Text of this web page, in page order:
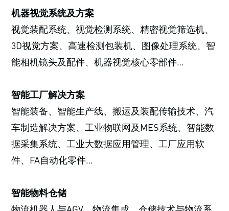
机器视觉系统及方案
视觉装配系统、视觉检测系统、精密视觉筛选机、
3D视觉方案、高速检测包装机、图像处理系统、智
能相机镜头及配件、机器视觉核心零部件…
智能工厂解决方案
智能装备、智能生产线、搬运及装配传输技术、汽
车制造解决方案、工业物联网及MES系统、智能数
据采集系统、工业大数据应用管理、工厂应用软
件、FA自动化零件…
智能物料仓储